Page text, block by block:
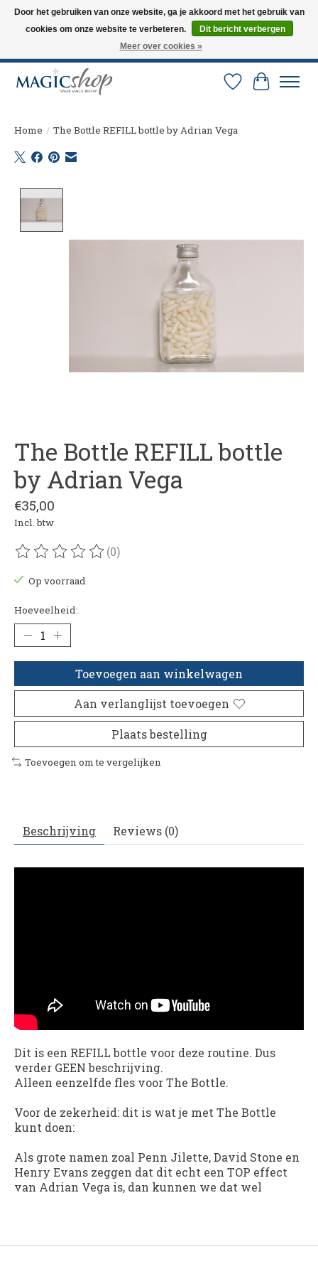
Altijd de nieuwste trucs op voorraad. Snelle verzending via PostNL en DHL.
Langskomen in onze winkel? Bel of mail om een afspraak te maken. 0251-
Verlanglijst
Home / The Bottle REFILL bottle by Adrian Vega
The Bottle REFILL bottle
by Adrian Vega
€35,00
Incl. btw
De beoordeling van dit product is
(0)
Op voorraad
Hoeveelheid:
Toevoegen aan winkelwagen
Aan verlanglijst toevoegen
Plaats bestelling
Toevoegen om te vergelijken
Beschrijving Reviews (0)
Dit is een REFILL bottle voor deze routine. Dus
verder GEEN beschrijving.
Alleen eenzelfde fles voor The Bottle.
Voor de zekerheid: dit is wat je met The Bottle
kunt doen:
Als grote namen zoal Penn Jilette, David Stone en
Henry Evans zeggen dat dit echt een TOP effect
van Adrian Vega is, dan kunnen we dat wel
goochelaars gaan verbazen. Een onmogelijke
Door het gebruiken van onze website, ga je akkoord met het gebruik van
cookies om onze website te verbeteren.
Dit bericht verbergen
Meer over cookies »